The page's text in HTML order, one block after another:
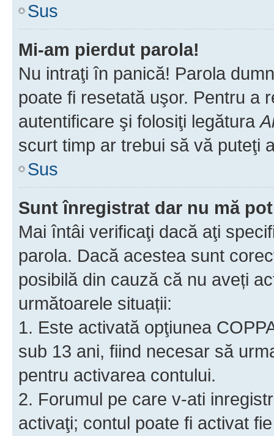
Sus
Mi-am pierdut parola!
Nu intraţi în panică! Parola
poate fi resetată uşor. Pentru a
autentificare şi folosiţi legătura
scurt timp ar trebui să vă puteţi
Sus
Sunt înregistrat dar nu mă
Mai întâi verificaţi dacă aţi
parola. Dacă acestea sunt
posibilă din cauză că nu aveți
următoarele situații:
1. Este activată opţiunea
sub 13 ani, fiind necesar să
pentru activarea contului.
2. Forumul pe care v-ati
activaţi; contul poate fi activat